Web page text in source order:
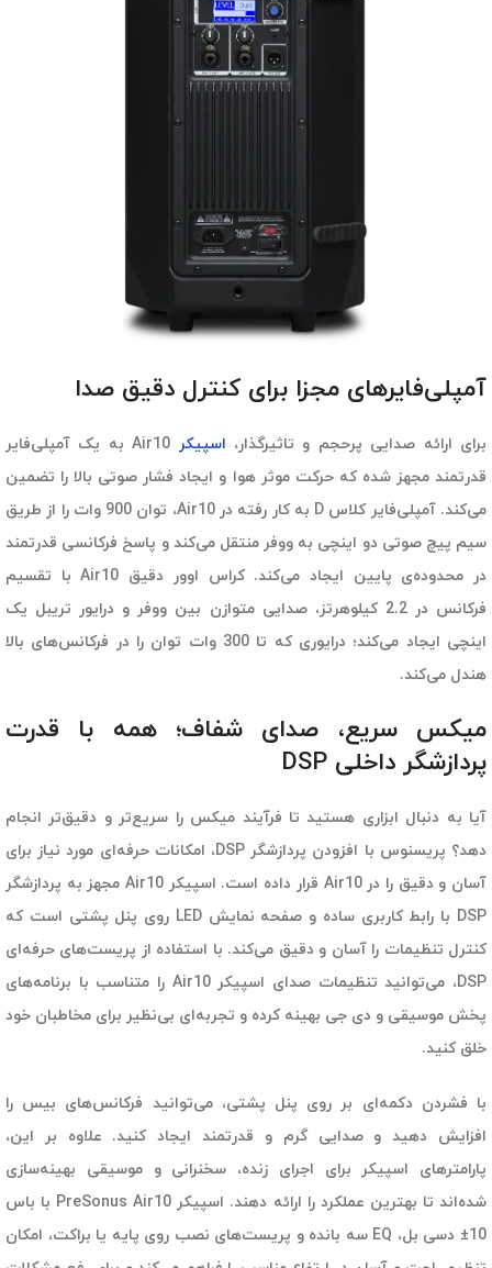
آمپلی‌فایرهای مجزا برای کنترل دقیق صدا
برای ارائه صدایی پرحجم و تاثیرگذار، اسپیکر
Air10 به یک آمپلی‌فایر
قدرتمند مجهز شده که حرکت موثر هوا و ایجاد فشار صوتی بالا را تضمین
می‌کند. آمپلی‌فایر کلاس D به کار رفته در Air10، توان 900 وات را از طریق
سیم پیچ صوتی دو اینچی به ووفر منتقل می‌کند و پاسخ فرکانسی قدرتمند
در محدوده‌ی پایین ایجاد می‌کند. کراس اوور دقیق Air10 با تقسیم
فرکانس در 2.2 کیلوهرتز، صدایی متوازن بین ووفر و درایور تریبل یک
اینچی ایجاد می‌کند؛ درایوری که تا 300 وات توان را در فرکانس‌های بالا
هندل می‌کند.
میکس سریع، صدای شفاف؛ همه با قدرت
پردازشگر داخلی DSP
آیا به دنبال ابزاری هستید تا فرآیند میکس را سریع‌تر و دقیق‌تر انجام
دهد؟ پریسنوس با افزودن پردازشگر DSP، امکانات حرفه‌ای مورد نیاز برای
آسان و دقیق را در Air10 قرار داده است. اسپیکر Air10 مجهز به پردازشگر
DSP با رابط کاربری ساده و صفحه نمایش LED روی پنل پشتی است که
کنترل تنظیمات را آسان و دقیق می‌کند. با استفاده از پریست‌های حرفه‌ای
DSP، می‌توانید تنظیمات صدای اسپیکر Air10 را متناسب با برنامه‌های
پخش موسیقی و دی جی بهینه کرده و تجربه‌ای بی‌نظیر برای مخاطبان خود
خلق کنید.
با فشردن دکمه‌ای بر روی پنل پشتی، می‌توانید فرکانس‌های بیس را
افزایش دهید و صدایی گرم و قدرتمند ایجاد کنید. علاوه بر این،
پارامترهای اسپیکر برای اجرای زنده، سخنرانی و موسیقی بهینه‌سازی
شده‌اند تا بهترین عملکرد را ارائه دهند. اسپیکر PreSonus Air10 با باس
10± دسی بل، EQ سه بانده و پریست‌های نصب روی پایه یا براکت، امکان